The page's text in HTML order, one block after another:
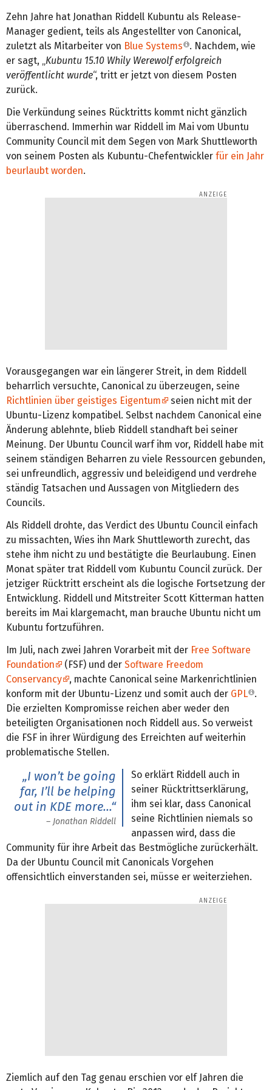
Zehn Jahre hat Jonathan Riddell Kubuntu als Release-
Manager gedient, teils als Angestellter von Canonical,
zuletzt als Mitarbeiter von Blue Systems
. Nachdem, wie
er sagt, „ Kubuntu 15.10 Whily Werewolf erfolgreich
veröffentlicht wurde“, tritt er jetzt von diesem Posten
zurück.
Die Verkündung seines Rücktritts kommt nicht gänzlich
überraschend. Immerhin war Riddell im Mai vom Ubuntu
Community Council mit dem Segen von Mark Shuttleworth
von seinem Posten als Kubuntu-Chefentwickler für ein Jahr
beurlaubt worden.
Vorausgegangen war ein längerer Streit, in dem Riddell
beharrlich versuchte, Canonical zu überzeugen, seine
Richtlinien über geistiges Eigentum
seien nicht mit der
Ubuntu-Lizenz kompatibel. Selbst nachdem Canonical eine
Änderung ablehnte, blieb Riddell standhaft bei seiner
Meinung. Der Ubuntu Council warf ihm vor, Riddell habe mit
seinem ständigen Beharren zu viele Ressourcen gebunden,
sei unfreundlich, aggressiv und beleidigend und verdrehe
ständig Tatsachen und Aussagen von Mitgliedern des
Councils.
Als Riddell drohte, das Verdict des Ubuntu Council einfach
zu missachten, Wies ihn Mark Shuttleworth zurecht, das
stehe ihm nicht zu und bestätigte die Beurlaubung. Einen
Monat später trat Riddell vom Kubuntu Council zurück. Der
jetziger Rücktritt erscheint als die logische Fortsetzung der
Entwicklung. Riddell und Mitstreiter Scott Kitterman hatten
bereits im Mai klargemacht, man brauche Ubuntu nicht um
Kubuntu fortzuführen.
Im Juli, nach zwei Jahren Vorarbeit mit der Free Software
Foundation
(FSF) und der Software Freedom
Conservancy
, machte Canonical seine Markenrichtlinien
konform mit der Ubuntu-Lizenz und somit auch der GPL
.
Die erzielten Kompromisse reichen aber weder den
beteiligten Organisationen noch Riddell aus. So verweist
die FSF in ihrer Würdigung des Erreichten auf weiterhin
problematische Stellen.
„I won’t be going
far, I’ll be helping
out in KDE more...“
Jonathan Riddell
So erklärt Riddell auch in
seiner Rücktrittserklärung,
ihm sei klar, dass Canonical
seine Richtlinien niemals so
anpassen wird, dass die
Community für ihre Arbeit das Bestmögliche zurückerhält.
Da der Ubuntu Council mit Canonicals Vorgehen
offensichtlich einverstanden sei, müsse er weiterziehen.
Ziemlich auf den Tag genau erschien vor elf Jahren die